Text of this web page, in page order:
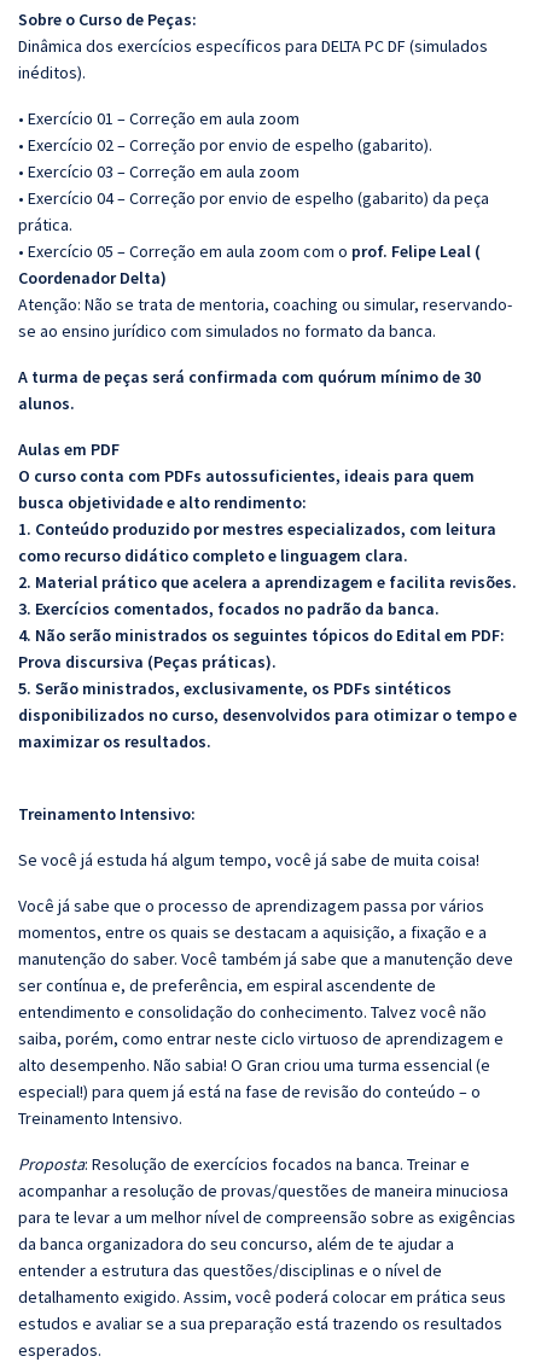
Sobre o Curso de Peças:
Dinâmica dos exercícios específicos para DELTA PC DF (simulados
inéditos).
• Exercício 01 – Correção em aula zoom
• Exercício 02 – Correção por envio de espelho (gabarito).
• Exercício 03 – Correção em aula zoom
• Exercício 04 – Correção por envio de espelho (gabarito) da peça
prática.
• Exercício 05 – Correção em aula zoom com o prof. Felipe Leal (
Coordenador Delta)
Atenção: Não se trata de mentoria, coaching ou simular, reservando-
se ao ensino jurídico com simulados no formato da banca.
A turma de peças será confirmada com quórum mínimo de 30
alunos.
Aulas em PDF
O curso conta com PDFs autossuficientes, ideais para quem
busca objetividade e alto rendimento:
1. Conteúdo produzido por mestres especializados, com leitura
como recurso didático completo e linguagem clara.
2. Material prático que acelera a aprendizagem e facilita revisões.
3. Exercícios comentados, focados no padrão da banca.
4. Não serão ministrados os seguintes tópicos do Edital em PDF:
Prova discursiva (Peças práticas).
5. Serão ministrados, exclusivamente, os PDFs sintéticos
disponibilizados no curso, desenvolvidos para otimizar o tempo e
maximizar os resultados.
Treinamento Intensivo:
Se você já estuda há algum tempo, você já sabe de muita coisa!
Você já sabe que o processo de aprendizagem passa por vários
momentos, entre os quais se destacam a aquisição, a fixação e a
manutenção do saber. Você também já sabe que a manutenção deve
ser contínua e, de preferência, em espiral ascendente de
entendimento e consolidação do conhecimento. Talvez você não
saiba, porém, como entrar neste ciclo virtuoso de aprendizagem e
alto desempenho. Não sabia! O Gran criou uma turma essencial (e
especial!) para quem já está na fase de revisão do conteúdo – o
Treinamento Intensivo.
Proposta: Resolução de exercícios focados na banca. Treinar e
acompanhar a resolução de provas/questões de maneira minuciosa
para te levar a um melhor nível de compreensão sobre as exigências
da banca organizadora do seu concurso, além de te ajudar a
entender a estrutura das questões/disciplinas e o nível de
detalhamento exigido. Assim, você poderá colocar em prática seus
estudos e avaliar se a sua preparação está trazendo os resultados
esperados.